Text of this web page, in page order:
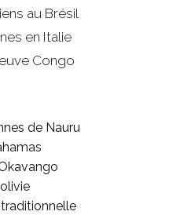
au Brésil
en Italie
Congo
de Nauru